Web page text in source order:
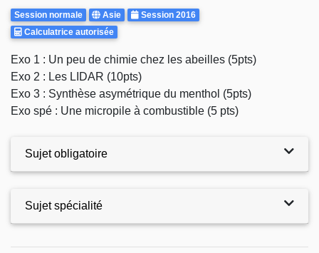
Rattrapages
Session normale
Centre
d'examen
Asie Annee
Session 2016
Calculatrice
Calculatrice autorisée
Body
Exo 1 : Un peu de chimie chez les abeilles (5pts)
Exo 2 : Les LIDAR (10pts)
Exo 3 : Synthèse asymétrique du menthol (5pts)
Exo spé : Une micropile à combustible (5 pts)
Sujet obligatoire
Sujet spécialité